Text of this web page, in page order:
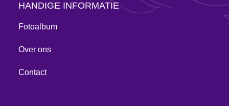
HANDIGE INFORMATIE
Fotoalbum
Over ons
Contact